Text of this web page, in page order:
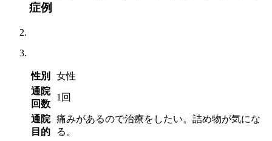
症例
性別
女性
通院
回数
1回
通院
目的
痛みがあるので治療をしたい。詰め物が気にな
る。